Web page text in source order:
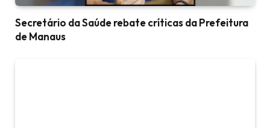
Secretário da Saúde rebate críticas da Prefeitura
de Manaus